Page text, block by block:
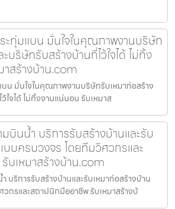
ทุ่มแบน มั่นใจในคุณภาพงานบริษัท
บริษัทรับสร้างบ้านที่ไว้ใจได้ ไม่ทิ้ง
สร้างบ้าน.com
น มั่นใจในคุณภาพงานบริษัทรับเหมาก่อสร้าง
ใจได้ ไม่ทิ้งงานแน่นอน รับเหมาส
มบินน้ำ บริการรับสร้างบ้านและรับ
บบครบวงจร โดยทีมวิศวกรและ
บเหมาสร้างบ้าน.com
บริการรับสร้างบ้านและรับเหมาก่อสร้างบ้าน
กรและสถาปนิกมืออาชีพ รับเหมาสร้างบ้